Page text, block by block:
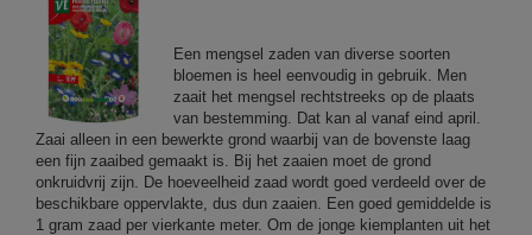
Een mengsel zaden van diverse soorten
bloemen is heel eenvoudig in gebruik. Men
zaait het mengsel rechtstreeks op de plaats
van bestemming. Dat kan al vanaf eind april.
Zaai alleen in een bewerkte grond waarbij van de bovenste laag
een fijn zaaibed gemaakt is. Bij het zaaien moet de grond
onkruidvrij zijn. De hoeveelheid zaad wordt goed verdeeld over de
beschikbare oppervlakte, dus dun zaaien. Een goed gemiddelde is
1 gram zaad per vierkante meter. Om de jonge kiemplanten uit het